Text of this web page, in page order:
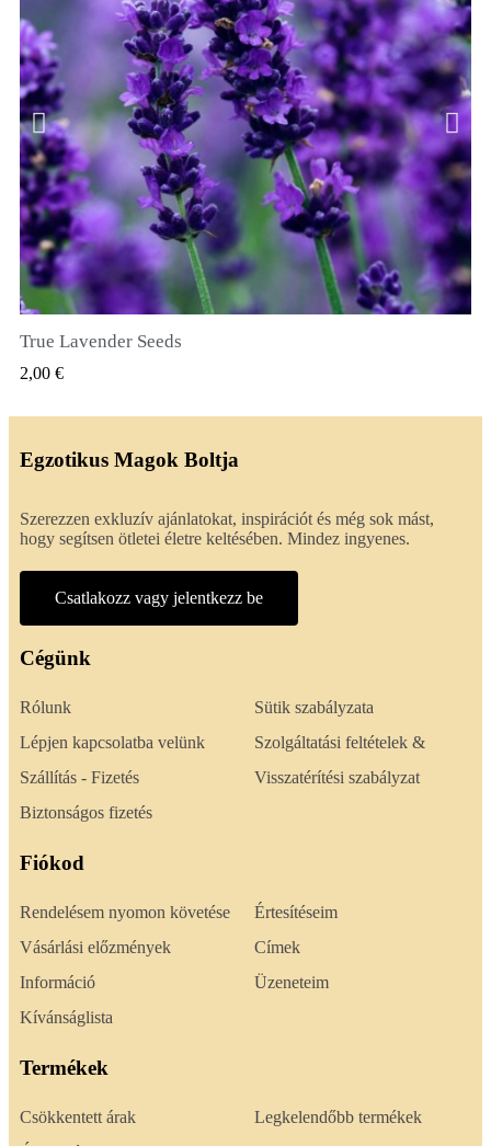
True Lavender Seeds
2,00 €
Egzotikus Magok Boltja
Szerezzen exkluzív ajánlatokat, inspirációt és még sok mást,
hogy segítsen ötletei életre keltésében. Mindez ingyenes.
Csatlakozz vagy jelentkezz be
Cégünk
Rólunk
Lépjen kapcsolatba velünk
Szállítás - Fizetés
Biztonságos fizetés
Sütik szabályzata
Szolgáltatási feltételek &
Visszatérítési szabályzat
Fiókod
Rendelésem nyomon követése
Vásárlási előzmények
Információ
Kívánságlista
Értesítéseim
Címek
Üzeneteim
Termékek
Csökkentett árak
Legkelendőbb termékek